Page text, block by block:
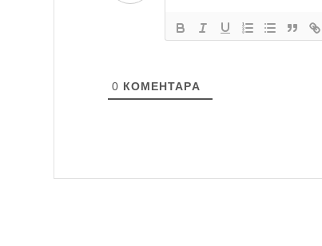
0 КОМЕНТАРA